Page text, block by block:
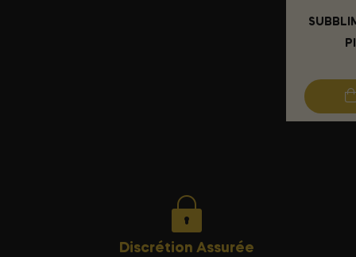
Discrétion Assurée